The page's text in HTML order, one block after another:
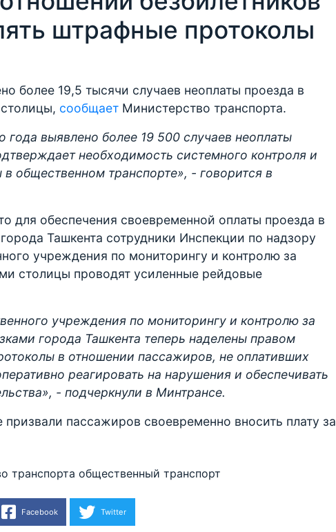
штрафные протоколы
более 19,5 тысячи случаев неоплаты проезда в
сообщает Министерство транспорта.
года выявлено более 19 500 случаев неоплаты
необходимость системного контроля и
общественном транспорте», - говорится в
для обеспечения своевременной оплаты проезда в
Ташкента сотрудники Инспекции по надзору
учреждения по мониторингу и контролю за
столицы проводят усиленные рейдовые
учреждения по мониторингу и контролю за
города Ташкента теперь наделены правом
в отношении пассажиров, не оплативших
реагировать на нарушения и обеспечивать
- подчеркнули в Минтрансе.
пассажиров своевременно вносить плату за
транспорта общественный транспорт
Facebook Twitter